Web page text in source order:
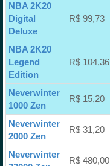
NBA 2K20
Digital
Deluxe
R$ 99,73
NBA 2K20
Legend
Edition
R$ 104,36
Neverwinter
1000 Zen
R$ 15,20
Neverwinter
2000 Zen
R$ 31,20
Neverwinter
R$ 480,00